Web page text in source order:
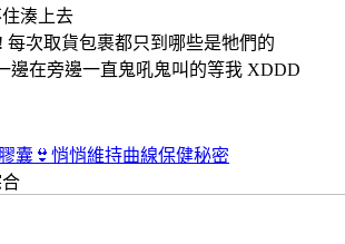
湊上去
每次取貨包裹都只到哪些是牠們的
邊在旁邊一直鬼吼鬼叫的等我 XDDD
囊👙悄悄維持曲線保健秘密